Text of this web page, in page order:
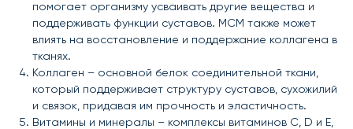
помогает организму усваивать другие вещества и
поддерживать функции суставов. МСМ также может
влиять на восстановление и поддержание коллагена в
тканях.
Коллаген – основной белок соединительной ткани,
который поддерживает структуру суставов, сухожилий
и связок, придавая им прочность и эластичность.
Витамины и минералы – комплексы витаминов C, D и E,